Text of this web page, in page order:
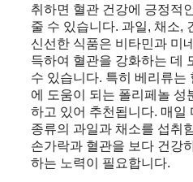
취하면 혈관 건강에 긍정적
줄 수 있습니다. 과일, 채소,
신선한 식품은 비타민과 미
득하여 혈관을 강화하는 데
수 있습니다. 특히 베리류는
에 도움이 되는 폴리페놀 성
하고 있어 추천됩니다. 매일
종류의 과일과 채소를 섭취
손가락과 혈관을 보다 건강
하는 노력이 필요합니다.